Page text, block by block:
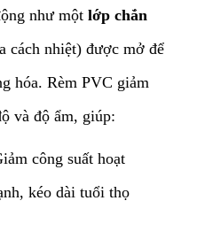
như một lớp chắn
cách nhiệt) được mở để
hóa. Rèm PVC giảm
và độ ẩm, giúp:
công suất hoạt
kéo dài tuổi thọ